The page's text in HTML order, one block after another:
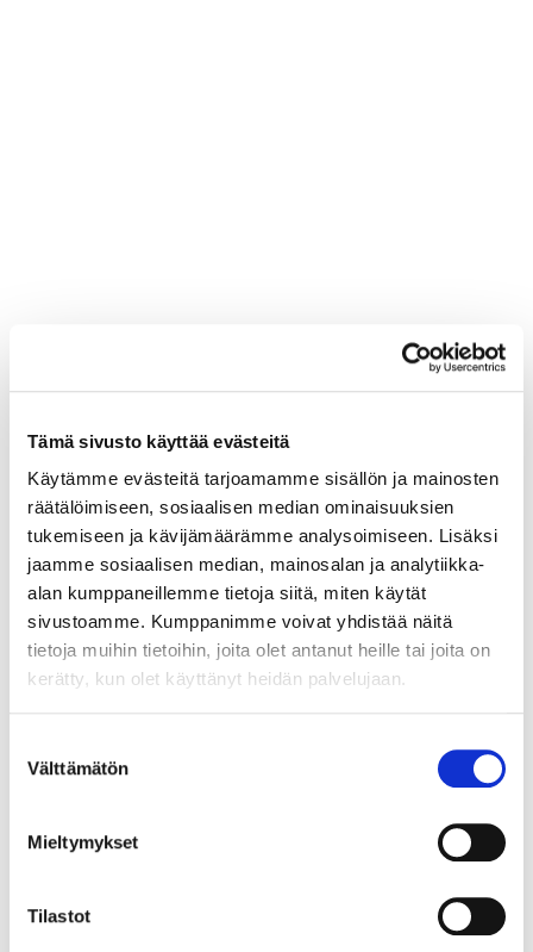
Tämä sivusto käyttää evästeitä
Käytämme evästeitä tarjoamamme sisällön ja mainosten
räätälöimiseen, sosiaalisen median ominaisuuksien
tukemiseen ja kävijämäärämme analysoimiseen. Lisäksi
jaamme sosiaalisen median, mainosalan ja analytiikka-
alan kumppaneillemme tietoja siitä, miten käytät
sivustoamme. Kumppanimme voivat yhdistää näitä
tietoja muihin tietoihin, joita olet antanut heille tai joita on
kerätty, kun olet käyttänyt heidän palvelujaan.
valinta
Välttämätön
Mieltymykset
Tilastot